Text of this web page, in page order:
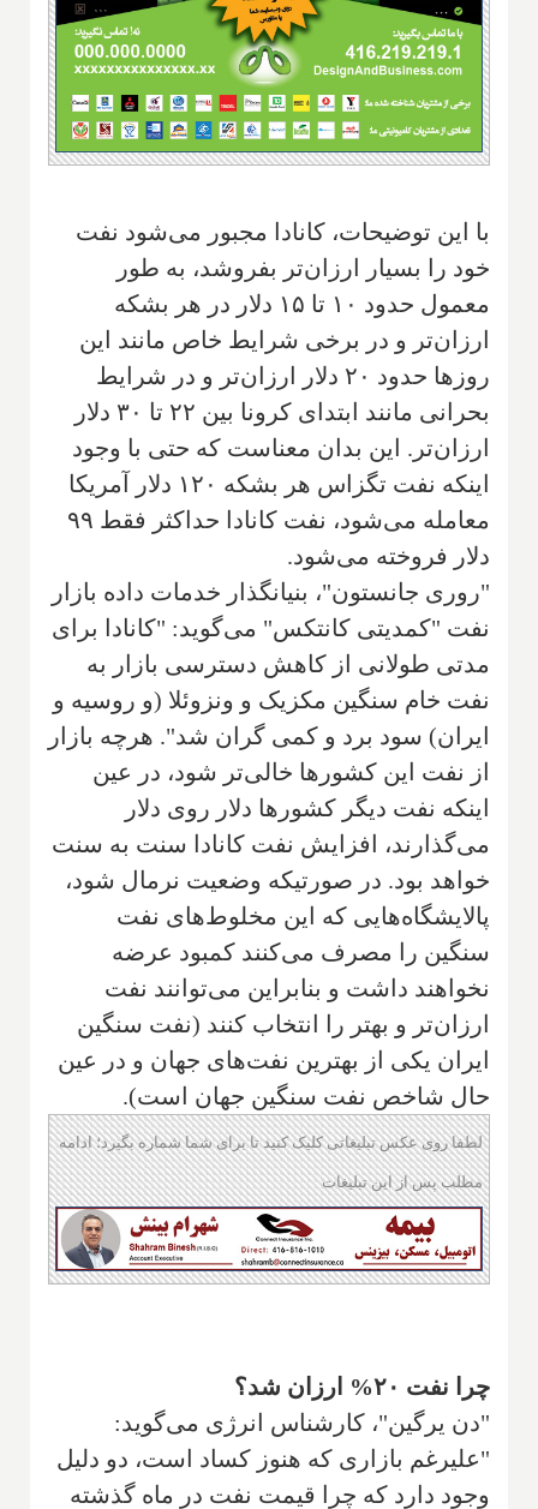
با این توضیحات، کانادا مجبور می‌شود نفت
خود را بسیار ارزان‌تر بفروشد، به طور
معمول حدود ۱۰ تا ۱۵ دلار در هر بشکه
ارزان‌تر و در برخی شرایط خاص مانند این
روزها حدود ۲۰ دلار ارزان‌تر و در شرایط
بحرانی مانند ابتدای کرونا بین ۲۲ تا ۳۰ دلار
ارزان‌تر. این بدان معناست که حتی با وجود
اینکه نفت تگزاس هر بشکه ۱۲۰ دلار آمریکا
معامله می‌شود، نفت کانادا حداکثر فقط ۹۹
دلار فروخته می‌شود.
"روری جانستون"، بنیانگذار خدمات داده بازار
نفت "کمدیتی کانتکس" می‌گوید: "کانادا برای
مدتی طولانی از کاهش دسترسی بازار به
نفت خام سنگین مکزیک و ونزوئلا (و روسیه و
ایران) سود برد و کمی گران شد". هرچه بازار
از نفت این کشورها خالی‌تر شود، در عین
اینکه نفت دیگر کشورها دلار روی دلار
می‌گذارند، افزایش نفت کانادا سنت به سنت
خواهد بود. در صورتیکه وضعیت نرمال شود،
پالایشگاه‌هایی که این مخلوط‌های نفت
سنگین را مصرف می‌کنند کمبود عرضه
نخواهند داشت و بنابراین می‌توانند نفت
ارزان‌تر و بهتر را انتخاب کنند (نفت سنگین
ایران یکی از بهترین نفت‌های جهان و در عین
حال شاخص نفت سنگین جهان است).
لطفا روی عکس تبلیغاتی کلیک کنید تا برای شما شماره بگیرد؛ ادامه
مطلب پس از این تبلیغات
چرا نفت ۲۰% ارزان شد؟
"دن یرگین"، کارشناس انرژی می‌گوید:
"علیرغم بازاری که هنوز کساد است، دو دلیل
وجود دارد که چرا قیمت نفت در ماه گذشته